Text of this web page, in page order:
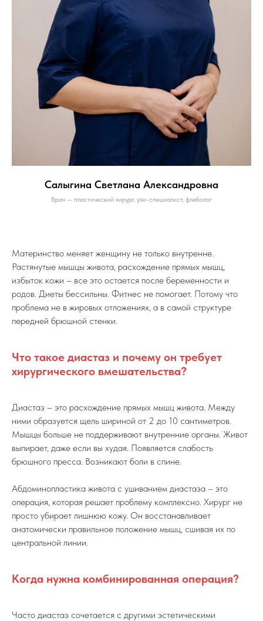
Салыгина Светлана Александровна
Врач — пластический хирург, узи-специалист, флеболог
Материнство меняет женщину не только внутренне.
Растянутые мышцы живота, расхождение прямых мышц,
избыток кожи – все это остается после беременности и
родов. Диеты бессильны. Фитнес не помогает. Потому что
проблема не в жировых отложениях, а в самой структуре
передней брюшной стенки.
Что такое диастаз и почему он требует
хирургического вмешательства?
Диастаз – это расхождение прямых мышц живота. Между
ними образуется щель шириной от 2 до 10 сантиметров.
Мышцы больше не поддерживают внутренние органы. Живот
выпирает, даже если вы худая. Появляется слабость
брюшного пресса. Возникают боли в спине.
Абдоминопластика живота с ушиванием диастаза – это
операция, которая решает проблему комплексно. Хирург не
просто убирает лишнюю кожу. Он восстанавливает
анатомически правильное положение мышц, сшивая их по
центральной линии.
Когда нужна комбинированная операция?
Часто диастаз сочетается с другими эстетическими